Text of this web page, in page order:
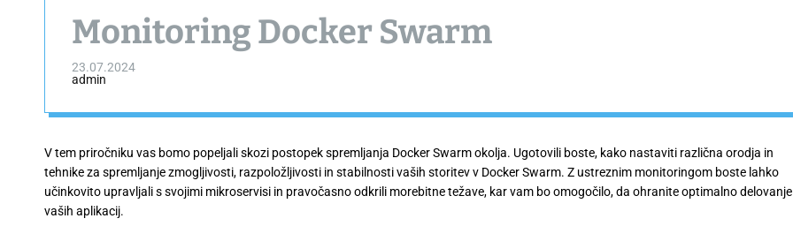
Monitoring Docker Swarm
23.07.2024
admin
V tem priročniku vas bomo popeljali skozi postopek spremljanja Docker Swarm okolja. Ugotovili boste, kako nastaviti različna orodja in
tehnike za spremljanje zmogljivosti, razpoložljivosti in stabilnosti vaših storitev v Docker Swarm. Z ustreznim monitoringom boste lahko
učinkovito upravljali s svojimi mikroservisi in pravočasno odkrili morebitne težave, kar vam bo omogočilo, da ohranite optimalno delovanje
vaših aplikacij.